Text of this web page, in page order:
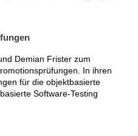
Demian Frister zum
In ihren
für die objektbasierte
Software-Testing